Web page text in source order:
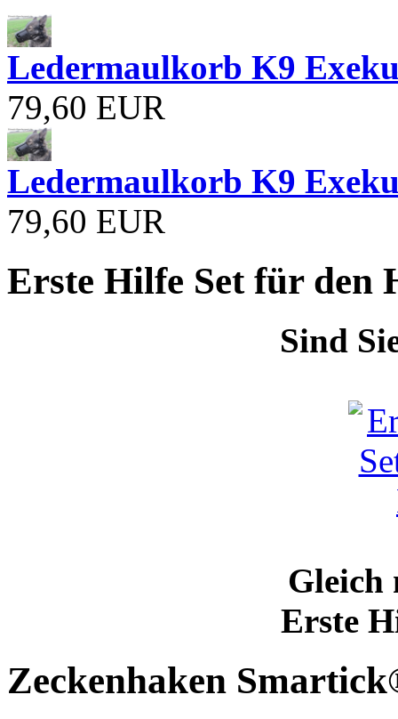
Ledermaulkorb K9
79,60 EUR
Ledermaulkorb K9
79,60 EUR
Erste Hilfe Set für den
Sind
Gleich
Erste
Zeckenhaken